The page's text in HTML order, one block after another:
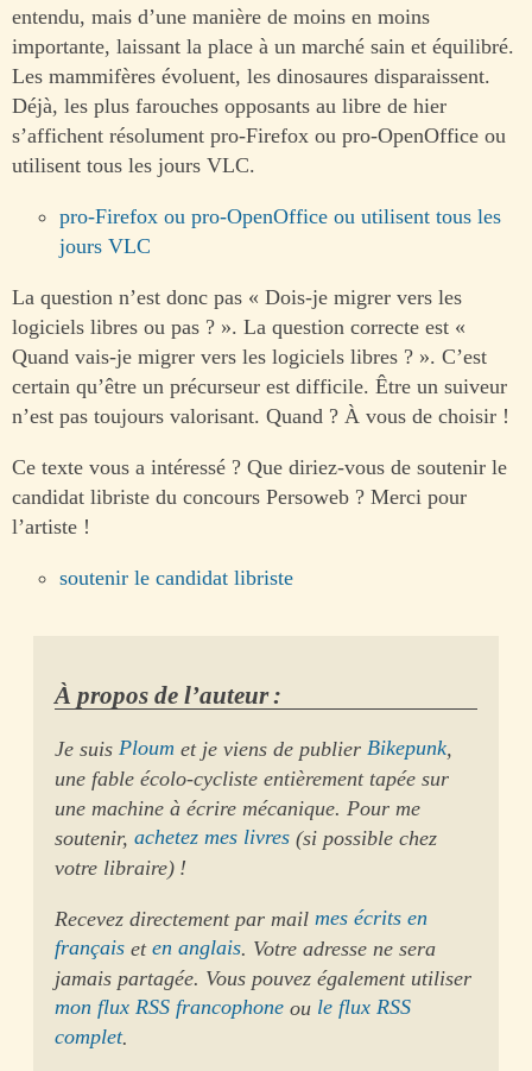
entendu, mais d’une manière de moins en moins
importante, laissant la place à un marché sain et équilibré.
Les mammifères évoluent, les dinosaures disparaissent.
Déjà, les plus farouches opposants au libre de hier
s’affichent résolument pro-Firefox ou pro-OpenOffice ou
utilisent tous les jours VLC.
pro-Firefox ou pro-OpenOffice ou utilisent tous les
jours VLC
La question n’est donc pas « Dois-je migrer vers les
logiciels libres ou pas ? ». La question correcte est «
Quand vais-je migrer vers les logiciels libres ? ». C’est
certain qu’être un précurseur est difficile. Être un suiveur
n’est pas toujours valorisant. Quand ? À vous de choisir !
Ce texte vous a intéressé ? Que diriez-vous de soutenir le
candidat libriste du concours Persoweb ? Merci pour
l’artiste !
soutenir le candidat libriste
À propos de l’auteur :
Je suisPloum et je viens de publierBikepunk,
une fable écolo-cycliste entièrement tapée sur
une machine à écrire mécanique. Pour me
soutenir,achetez mes livres (si possible chez
votre libraire) !
Recevez directement par mailmes écrits en
français eten anglais. Votre adresse ne sera
jamais partagée. Vous pouvez également utiliser
mon flux RSS francophone ou le flux RSS
complet.